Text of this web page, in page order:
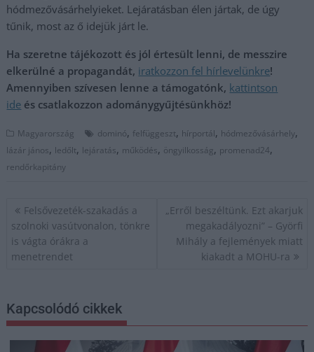
hódmezővásárhelyieket. Lejáratásban élen jártak, de úgy
tűnik, most az ő idejük járt le.
Ha szeretne tájékozott és jól értesült lenni, de messzire
elkerülné a propagandát, iratkozzon fel hírlevelünkre!
Amennyiben szívesen lenne a támogatónk, kattintson
ide és csatlakozzon adománygyűjtésünkhöz!
Magyarország dominó, felfüggeszt, hírportál, hódmezővásárhely,
lázár jános, ledőlt, lejáratás, működés, öngyilkosság, promenad24,
rendőrkapitány
Bejegyzés
navigáció
Felsővezeték-szakadás a
szolnoki vasútvonalon, tönkre
is vágta órákra a
menetrendet
„Erről beszéltünk. Ezt akarjuk
megakadályozni” – Györfi
Mihály a fejlemények miatt
kiakadt a MOHU-ra
Kapcsolódó cikkek